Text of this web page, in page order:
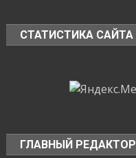
СТАТИСТИКА САЙТА
ГЛАВНЫЙ РЕДАКТОР